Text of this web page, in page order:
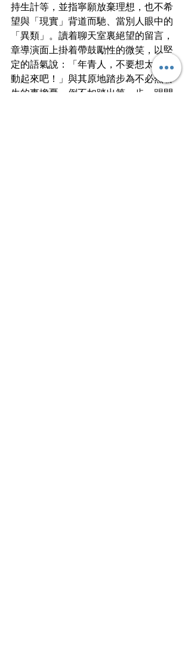
持生計等，並指寧願放棄理想，也不希
望與「現實」背道而馳、當別人眼中的
「異類」。讀着聊天室裏絕望的留言，
章導演面上掛着帶鼓勵性的微笑，以堅
定的語氣說：「年青人，不要想太多，
動起來吧！」與其原地踏步為不必然發
生的事擔憂，倒不如踏出第一步，踢開